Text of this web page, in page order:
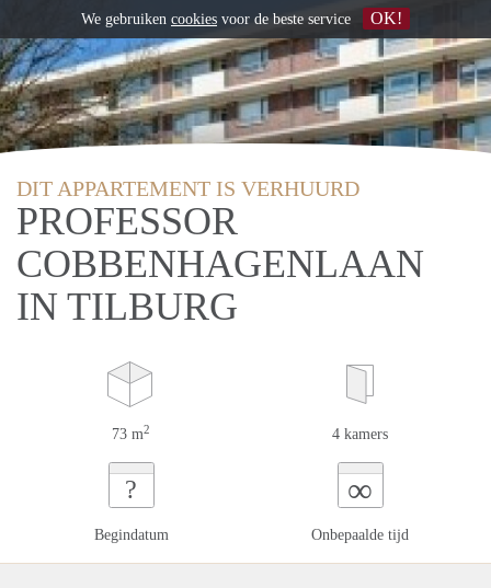
DIT APPARTEMENT IS VERHUURD
PROFESSOR
COBBENHAGENLAAN
IN TILBURG
73 m2 4 kamers
?
Begindatum
∞
Onbepaalde tijd
We gebruiken cookies voor de beste service OK!